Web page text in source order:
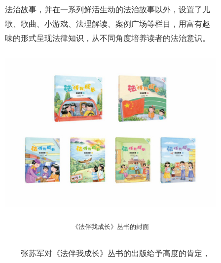
法治故事，并在一系列鲜活生动的法治故事以外，设置了儿
歌、歌曲、小游戏、法理解读、案例广场等栏目，用富有趣
味的形式呈现法律知识，从不同角度培养读者的法治意识。
《法伴我成长》丛书的封面
张苏军对《法伴我成长》丛书的出版给予高度的肯定，